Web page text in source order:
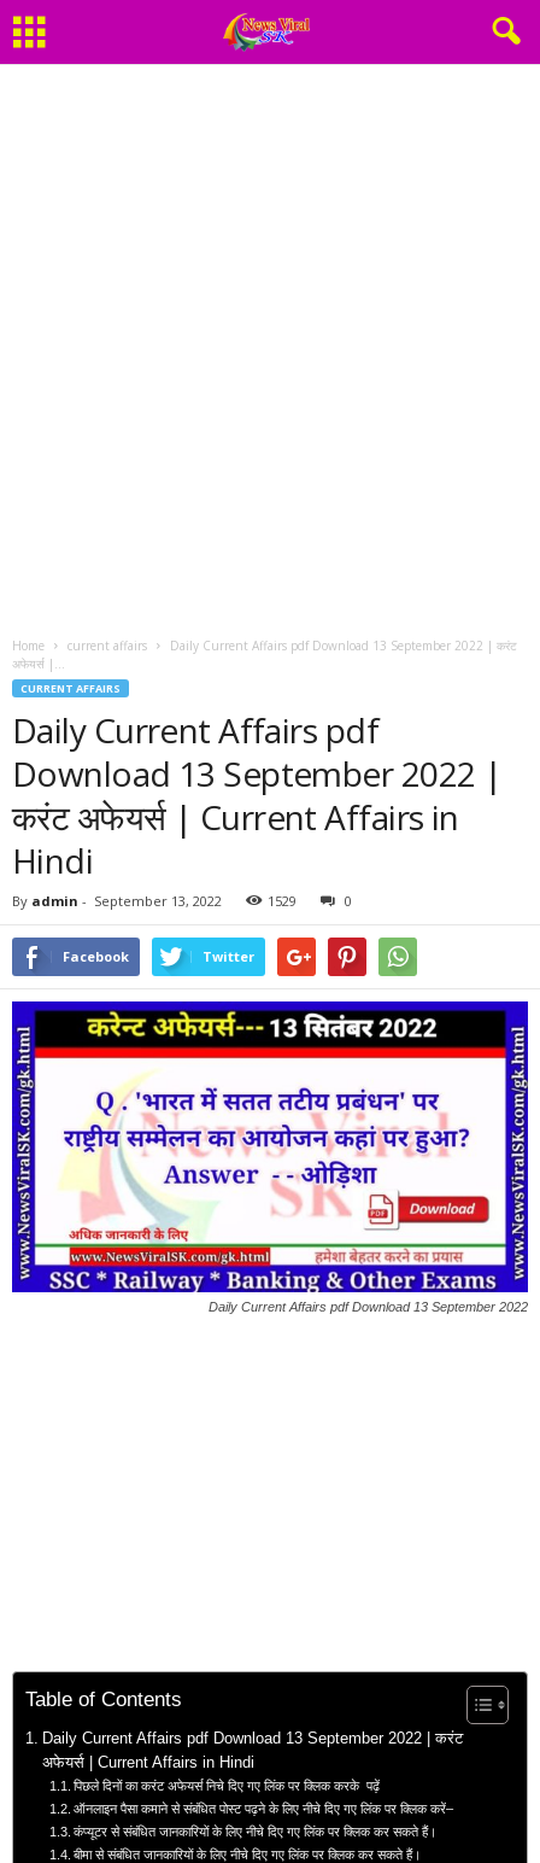
Home current affairs
Daily Current Affairs pdf Download 13 September 2022 | करंट
अफेयर्स |...
CURRENT AFFAIRS
Daily Current Affairs pdf
Download 13 September 2022 |
करंट अफेयर्स | Current Affairs in
Hindi
By admin - September 13, 2022 1529 0
Facebook Twitter
Daily Current Affairs pdf Download 13 September 2022
Table of Contents
Daily Current Affairs pdf Download 13 September 2022 | करंट
अफेयर्स | Current Affairs in Hindi
पिछले दिनों का करंट अफेयर्स निचे दिए गए लिंक पर क्लिक करके पढ़ें
ऑनलाइन पैसा कमाने से संबंधित पोस्ट पढ़ने के लिए नीचे दिए गए लिंक पर क्लिक करें–
कंप्यूटर से संबंधित जानकारियों के लिए नीचे दिए गए लिंक पर क्लिक कर सकते हैं।
बीमा से संबंधित जानकारियों के लिए नीचे दिए गए लिंक पर क्लिक कर सकते हैं।